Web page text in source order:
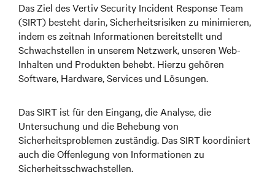
Das Ziel des Vertiv Security Incident Response Team
(SIRT) besteht darin, Sicherheitsrisiken zu minimieren,
indem es zeitnah Informationen bereitstellt und
Schwachstellen in unserem Netzwerk, unseren Web-
Inhalten und Produkten behebt. Hierzu gehören
Software, Hardware, Services und Lösungen.
Das SIRT ist für den Eingang, die Analyse, die
Untersuchung und die Behebung von
Sicherheitsproblemen zuständig. Das SIRT koordiniert
auch die Offenlegung von Informationen zu
Sicherheitsschwachstellen.